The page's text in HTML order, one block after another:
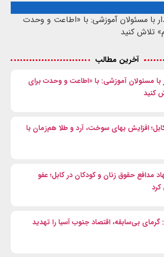
با مسئولان آموزشی: با «اطاعت و وحدت
تلاش کنید
آخرین مطالب
با مسئولان آموزشی: با «اطاعت و وحدت برای
کنید
کابل؛ افزایش بهای سوخت، آرد و طلا هم‌زمان با
نهاد مدافع حقوق زنان و کودکان در کابل؛ عفو
کرد
بی‌سابقه، اقتصاد جنوب آسیا را تهدید